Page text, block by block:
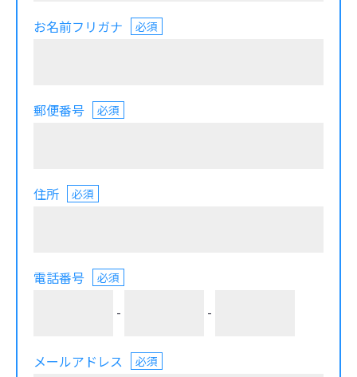
お名前フリガナ 必須
郵便番号 必須
住所 必須
電話番号 必須
- -
メールアドレス 必須